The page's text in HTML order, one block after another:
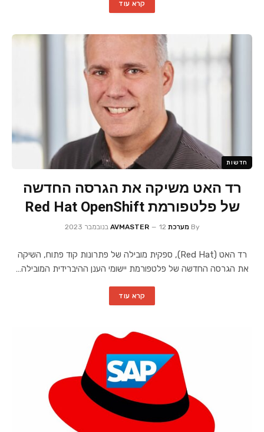
קרא עוד
חדשות
רד האט משיקה את הגרסה החדשה
של פלטפורמת Red Hat OpenShift
By מערכת AVMASTER 12 בנובמבר 2023
רד האט (Red Hat), ספקית מובילה של פתרונות קוד פתוח, השיקה
את הגרסה החדשה של פלטפורמת יישומי הענן ההיברידית המובילה…
קרא עוד